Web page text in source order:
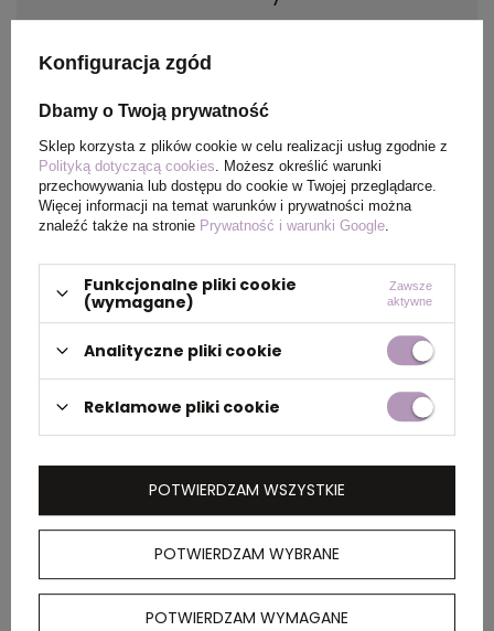
Materiał
Kraj
pochodzenia
China
Certyfikat REACH
PAKOWANIE
zewnętrznego
0.460x0.440x0.290
kartonie
wewnętrznym
50
Konfiguracja zgód
Dbamy o Twoją prywatność
Sklep korzysta z plików cookie w celu realizacji usług zgodnie z
Polityką dotyczącą cookies . Możesz określić warunki
przechowywania lub dostępu do cookie w Twojej przeglądarce.
Więcej informacji na temat warunków i prywatności można
znaleźć także na stronie Prywatność i warunki Google
Funkcjonalne pliki cookie
(wymagane)
Zawsze
aktywne
Analityczne pliki cookie
Reklamowe pliki cookie
POTWIERDZAM WYBRANE
POTWIERDZAM WYMAGANE
POTWIERDZAM WSZYSTKIE